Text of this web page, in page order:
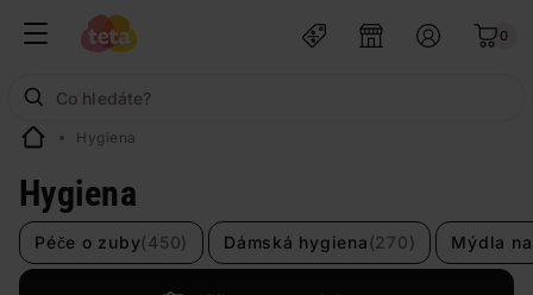
0
Hygiena
Hygiena
Péče o zuby(450) Dámská hygiena (270) Mýdla